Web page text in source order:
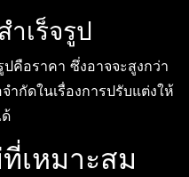
เร็จรูป
คือราคา ซึ่งอาจจะสูงกว่า
ำกัดในเรื่องการปรับแต่งให้
เหมาะสม